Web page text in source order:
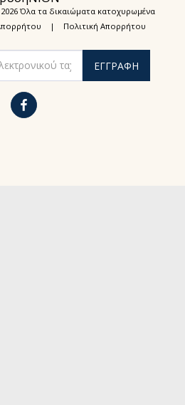
Όλα τα δικαιώματα κατοχυρωμένα
| Πολιτική Απορρήτου
ΕΓΓΡΑΦΉ